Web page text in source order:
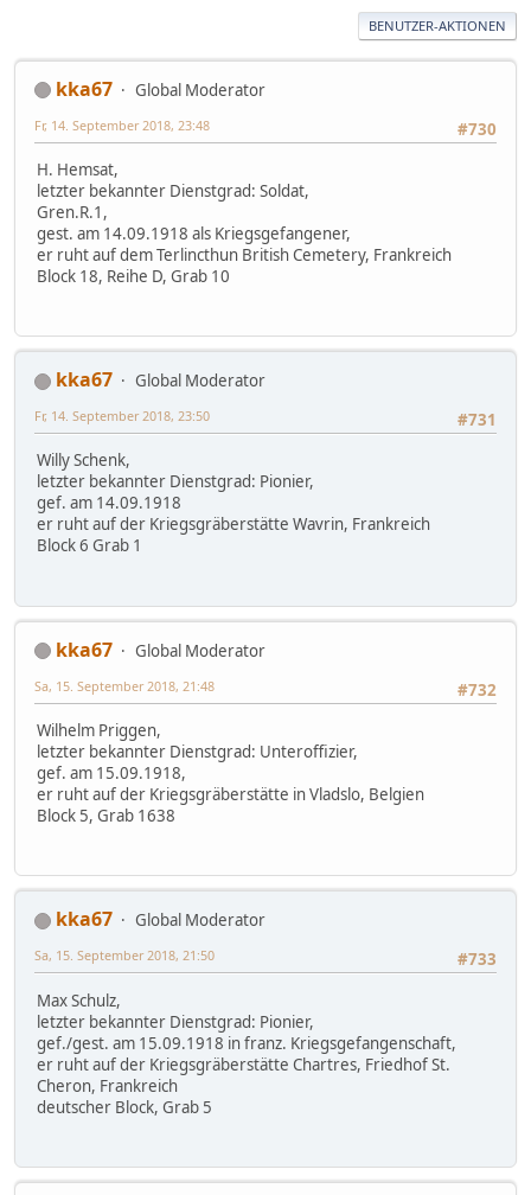
BENUTZER-AKTIONEN
kka67
Global Moderator
#730
Fr, 14. September 2018, 23:48
H. Hemsat,
letzter bekannter Dienstgrad: Soldat,
Gren.R.1,
gest. am 14.09.1918 als Kriegsgefangener,
er ruht auf dem Terlincthun British Cemetery, Frankreich
Block 18, Reihe D, Grab 10
kka67
Global Moderator
#731
Fr, 14. September 2018, 23:50
Willy Schenk,
letzter bekannter Dienstgrad: Pionier,
gef. am 14.09.1918
er ruht auf der Kriegsgräberstätte Wavrin, Frankreich
Block 6 Grab 1
kka67
Global Moderator
#732
Sa, 15. September 2018, 21:48
Wilhelm Priggen,
letzter bekannter Dienstgrad: Unteroffizier,
gef. am 15.09.1918,
er ruht auf der Kriegsgräberstätte in Vladslo, Belgien
Block 5, Grab 1638
kka67
Global Moderator
#733
Sa, 15. September 2018, 21:50
Max Schulz,
letzter bekannter Dienstgrad: Pionier,
gef./gest. am 15.09.1918 in franz. Kriegsgefangenschaft,
er ruht auf der Kriegsgräberstätte Chartres, Friedhof St.
Cheron, Frankreich
deutscher Block, Grab 5